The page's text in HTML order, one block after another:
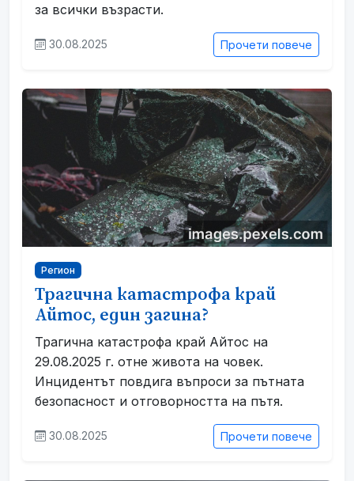
за всички възрасти.
30.08.2025 Прочети повече
Регион
Трагична катастрофа край
Айтос, един загина?
Трагична катастрофа край Айтос на
29.08.2025 г. отне живота на човек.
Инцидентът повдига въпроси за пътната
безопасност и отговорността на пътя.
30.08.2025 Прочети повече